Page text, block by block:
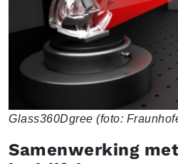
Glass360Dgree (foto:
Samenwerking